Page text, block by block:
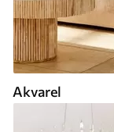
Akvarel